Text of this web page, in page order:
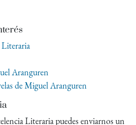
Literaria
Aranguren
de Miguel Aranguren
Literaria puedes enviarnos un